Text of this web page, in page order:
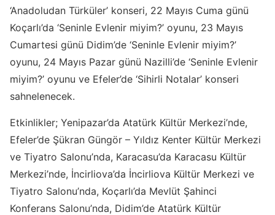
‘Anadoludan Türküler’ konseri, 22 Mayıs Cuma günü
Koçarlı’da ‘Seninle Evlenir miyim?’ oyunu, 23 Mayıs
Cumartesi günü Didim’de ‘Seninle Evlenir miyim?’
oyunu, 24 Mayıs Pazar günü Nazilli’de ‘Seninle Evlenir
miyim?’ oyunu ve Efeler’de ‘Sihirli Notalar’ konseri
sahnelenecek.
Etkinlikler; Yenipazar’da Atatürk Kültür Merkezi’nde,
Efeler’de Şükran Güngör – Yıldız Kenter Kültür Merkezi
ve Tiyatro Salonu’nda, Karacasu’da Karacasu Kültür
Merkezi’nde, İncirliova’da İncirliova Kültür Merkezi ve
Tiyatro Salonu’nda, Koçarlı’da Mevlüt Şahinci
Konferans Salonu’nda, Didim’de Atatürk Kültür